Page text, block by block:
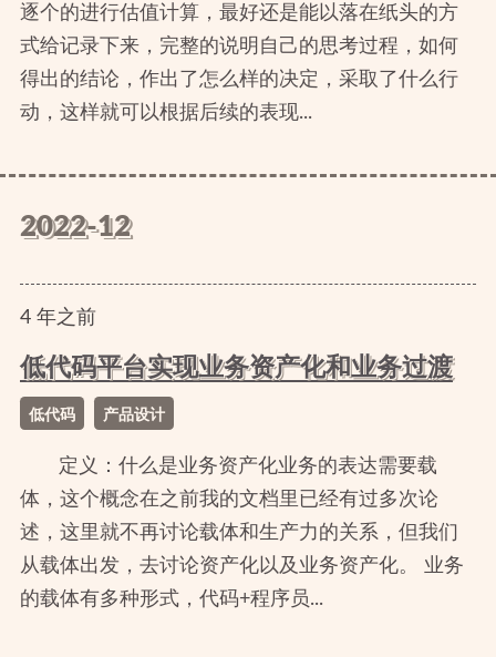
逐个的进行估值计算，最好还是能以落在纸头的方
式给记录下来，完整的说明自己的思考过程，如何
得出的结论，作出了怎么样的决定，采取了什么行
动，这样就可以根据后续的表现...
2022-12
4年之前
低代码平台实现业务资产化和业务过渡
低代码 产品设计
定义：什么是业务资产化业务的表达需要载
体，这个概念在之前我的文档里已经有过多次论
述，这里就不再讨论载体和生产力的关系，但我们
从载体出发，去讨论资产化以及业务资产化。 业务
的载体有多种形式，代码+程序员...